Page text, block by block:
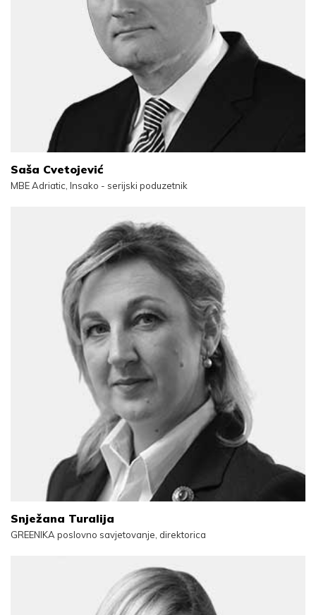
Saša Cvetojević
MBE Adriatic, Insako - serijski poduzetnik
Snježana Turalija
GREENIKA poslovno savjetovanje, direktorica